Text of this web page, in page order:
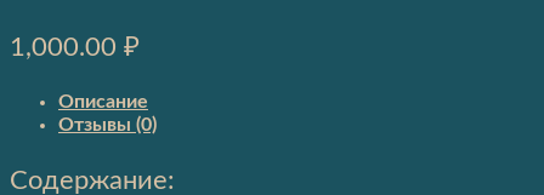
1,000.00 ₽
Описание
Отзывы (0)
Содержание: